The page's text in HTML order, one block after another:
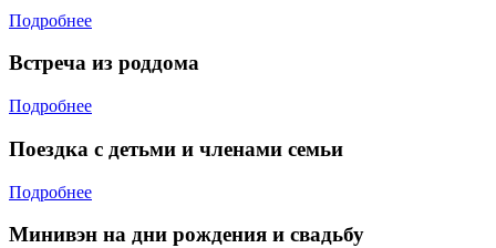
Подробнее
Встреча из роддома
Подробнее
Поездка с детьми и членами семьи
Подробнее
Минивэн на дни рождения и свадьбу